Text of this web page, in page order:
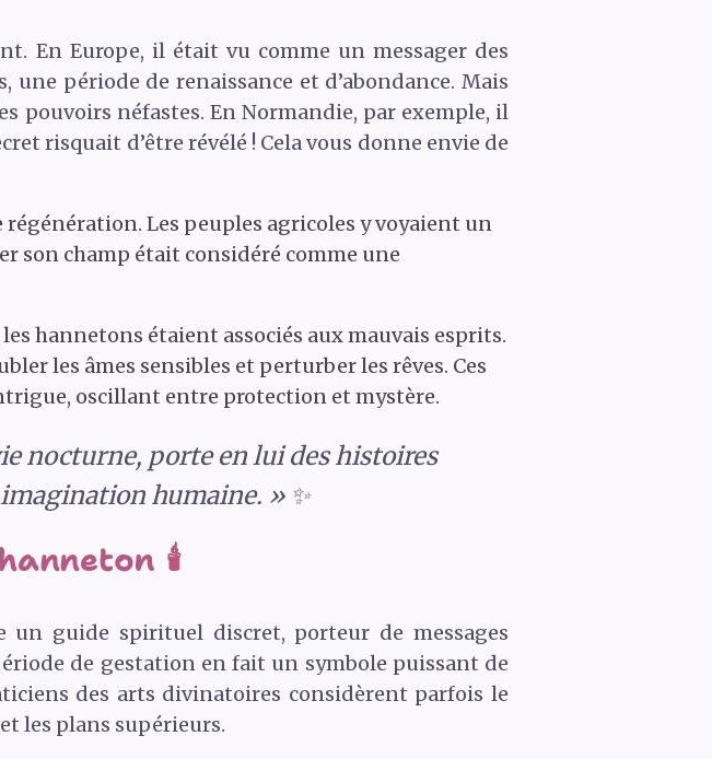
En Europe, il était vu comme un messager des
période de renaissance et d’abondance. Mais
néfastes. En Normandie, par exemple, il
risquait d’être révélé ! Cela vous donne envie de
Les peuples agricoles y voyaient un
son champ était considéré comme une
hannetons étaient associés aux mauvais esprits.
les âmes sensibles et perturber les rêves. Ces
oscillant entre protection et mystère.
nocturne, porte en lui des histoires
humaine. » ✨
🕯️
un guide spirituel discret, porteur de messages
de gestation en fait un symbole puissant de
des arts divinatoires considèrent parfois le
les plans supérieurs.